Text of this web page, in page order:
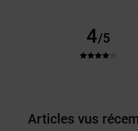
4/5
Articles vus